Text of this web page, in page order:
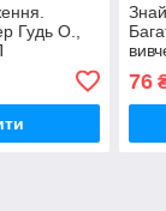
Гудь О.,
76